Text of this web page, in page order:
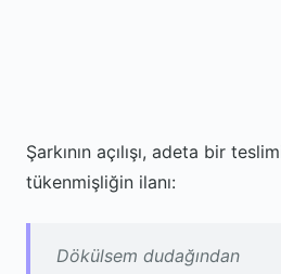
Şarkının açılışı, adeta bir
tükenmişliğin ilanı:
Dökülsem dudağından